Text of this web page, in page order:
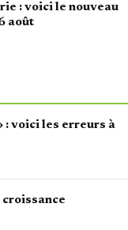
: voici le nouveau
août
: voici les erreurs à